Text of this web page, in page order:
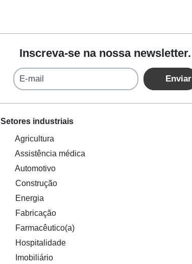
Inscreva-se na nossa newsletter.
E-mail Enviar
Setores industriais
Agricultura
Assistência médica
Automotivo
Construção
Energia
Fabricação
Farmacêutico(a)
Hospitalidade
Imobiliário